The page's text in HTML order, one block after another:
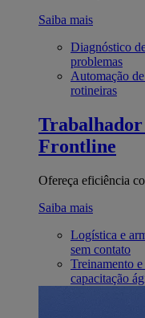
Saiba mais
Diagnóstico
problemas
Automação
rotineiras
Trabalhador
Frontline
Ofereça eficiência
Saiba mais
Logística e
sem contato
Treinamento
capacitação